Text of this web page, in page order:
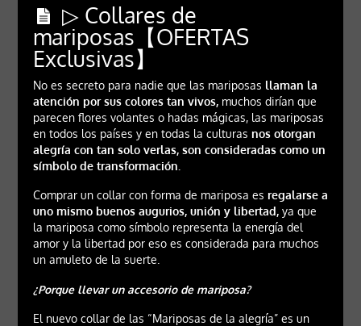
▷ Collares de
mariposas【OFERTAS
Exclusivas】
No es secreto para nadie que las mariposas llaman la
atención por sus colores tan vivos,muchos dirían que
parecen flores volantes o hadas mágicas, las mariposas
en todos los países y en todas la culturas nos otorgan
alegría con tan solo verlas, son consideradas como un
símbolo de transformación.
Comprar un collar con forma de mariposa es regalarse a
uno mismo buenos augurios, unión y libertad,ya que
la mariposa como símbolo representa la energía del
amor y la libertad por eso es considerada para muchos
un amuleto de la suerte.
¿Porque llevar un accesorio de mariposa?
El nuevo collar de las “Mariposas de la alegría” es un